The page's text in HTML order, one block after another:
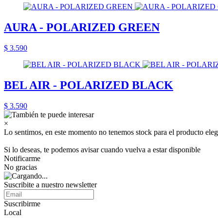
AURA - POLARIZED GREEN
$ 3.590
BEL AIR - POLARIZED BLACK
$ 3.590
×
Lo sentimos, en este momento no tenemos stock para el producto
Si lo deseas, te podemos avisar cuando vuelva a estar disponible
Notificarme
No gracias
Suscribite a nuestro newsletter
Suscribirme
Local